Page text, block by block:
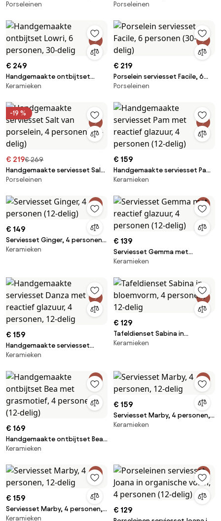
personen (18-delig)
Porseleinen
ontbijtset Salt voor 4
Porseleinen
€ 249
Handgemaakte ontbijtset
Lowri, 6 personen, 30-delig
Keramieken
€ 219
Porselein serviesset Facile, 6
personen (30-delig)
Porseleinen
-19 %
€ 219€ 269
Handgemaakte serviesset Salt
van porselein, 4 personen (12-
Porseleinen
€ 159
Handgemaakte serviesset Pam
met reactief glazuur, 4
Keramieken
€ 149
Serviesset Ginger, 4 personen
(12-delig)
Keramieken
€ 139
Serviesset Gemma met
reactief glazuur, 4 personen
Keramieken
€ 159
Handgemaakte serviesset
Danza met reactief glazuur, 4
Keramieken
€ 129
Tafeldienset Sabina in
bloemvorm, 4 personen, 12-
Keramieken
€ 169
Handgemaakte ontbijtset Bea
met grasmotief, 4 personen
Keramieken
€ 159
Serviesset Marby, 4 personen,
12-delig
Keramieken
€ 159
Serviesset Marby, 4 personen,
12-delig
Keramieken
€ 129